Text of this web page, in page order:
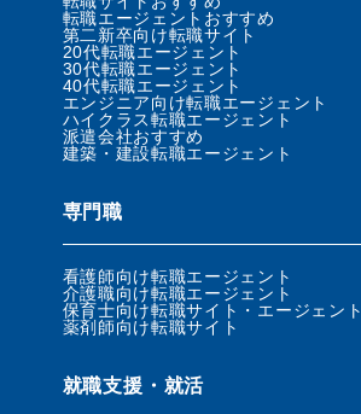
転職エージェントおすすめ
第二新卒向け転職サイト
20代転職エージェント
30代転職エージェント
40代転職エージェント
エンジニア向け転職エージェント
ハイクラス転職エージェント
派遣会社おすすめ
建築・建設転職エージェント
専門職
看護師向け転職エージェント
介護職向け転職エージェント
保育士向け転職サイト・エージェント
薬剤師向け転職サイト
就職支援・就活